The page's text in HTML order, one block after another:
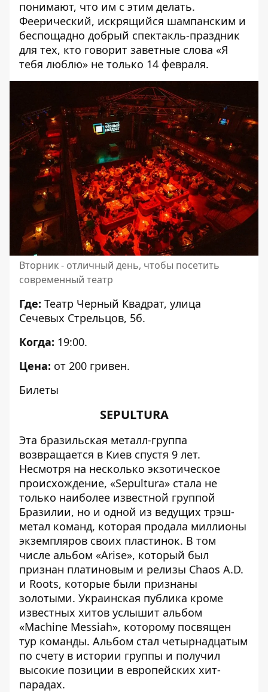
понимают, что им с этим делать.
Феерический, искрящийся шампанским и
беспощадно добрый спектакль-праздник
для тех, кто говорит заветные слова «Я
тебя люблю» не только 14 февраля.
Вторник - отличный день, чтобы посетить
современный театр
Где: Театр Черный Квадрат, улица
Сечевых Стрельцов, 5б.
Когда: 19:00.
Цена: от 200 гривен.
Билеты
SEPULTURA
Эта бразильская металл-группа
возвращается в Киев спустя 9 лет.
Несмотря на несколько экзотическое
происхождение, «Sepultura» стала не
только наиболее известной группой
Бразилии, но и одной из ведущих трэш-
метал команд, которая продала миллионы
экземпляров своих пластинок. В том
числе альбом «Arise», который был
признан платиновым и релизы Chaos A.D.
и Roots, которые были признаны
золотыми. Украинская публика кроме
известных хитов услышит альбом
«Machine Messiah», которому посвящен
тур команды. Альбом стал четырнадцатым
по счету в истории группы и получил
высокие позиции в европейских хит-
парадах.